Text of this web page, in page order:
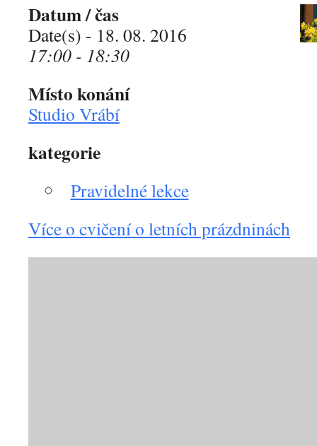
Datum / čas
Date(s) - 18. 08. 2016
17:00 - 18:30
Místo konání
Studio Vrábí
kategorie
Pravidelné lekce
Více o cvičení o letních prázdninách